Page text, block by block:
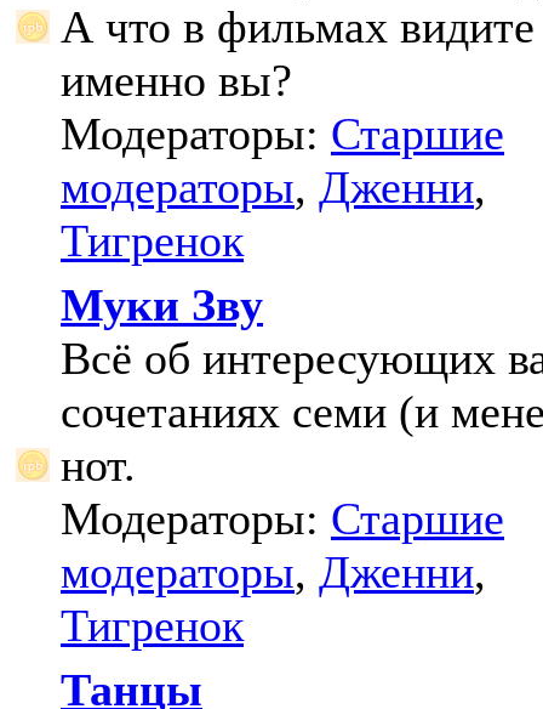
А что в фильмах видите
именно вы?
Модераторы: Старшие
модераторы, Дженни,
Тигренок
Муки Зву
Всё об интересующих
сочетаниях семи (и
нот.
Модераторы: Старшие
модераторы, Дженни,
Тигренок
Танцы